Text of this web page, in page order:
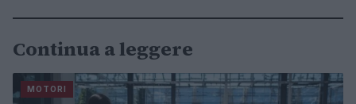
Continua a leggere
MOTORI